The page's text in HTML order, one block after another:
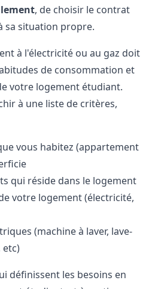
, de choisir le contrat
sa situation propre.
à l'électricité ou au gaz doit
de consommation et
votre logement étudiant.
à une liste de critères,
vous habitez (appartement
qui réside dans le logement
votre logement (électricité,
(machine à laver, lave-
etc)
définissent les besoins en